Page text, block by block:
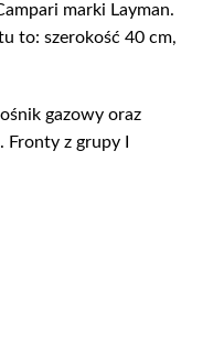
marki Layman.
to: szerokość 40 cm,
gazowy oraz
z grupy I